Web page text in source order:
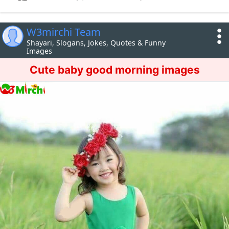
W3mirchi Team
Shayari, Slogans, Jokes, Quotes & Funny
Images
Cute baby good morning images